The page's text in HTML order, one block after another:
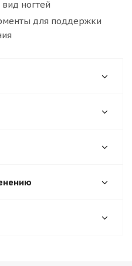
ногтей
для поддержки